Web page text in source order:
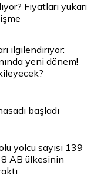
Fiyatları yukarı
ilgilendiriyor:
yeni dönem!
başladı
yolcu sayısı 139
AB ülkesinin